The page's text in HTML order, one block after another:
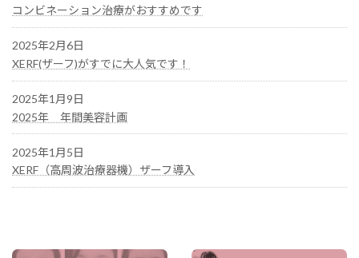
コンビネーション治療がおすすめです
2025年2月6日
XERF(ザーフ)がすでに大人気です！
2025年1月9日
2025年 年間美容計画
2025年1月5日
XERF（高周波治療器機）ザーフ導入